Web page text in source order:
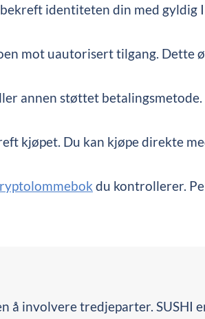
identiteten din med gyldig
mot uautorisert tilgang. Dette
annen støttet
kjøpet. Du kan kjøpe direkte
du kontrollerer.
å involvere tredjeparter. SUSHI